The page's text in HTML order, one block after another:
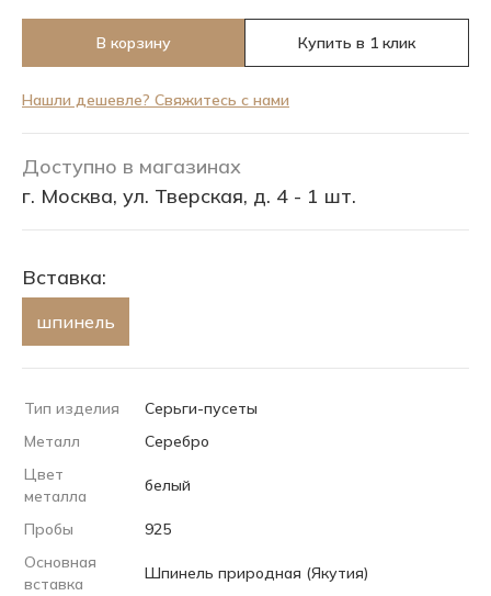
В корзину Купить в 1 клик
Нашли дешевле? Свяжитесь с нами
Доступно в магазинах
г. Москва, ул. Тверская, д. 4 - 1 шт.
Вставка:
шпинель
Тип изделия
Серьги-пусеты
Металл
Серебро
Цвет
металла
белый
Пробы
925
Основная
вставка
Шпинель природная (Якутия)